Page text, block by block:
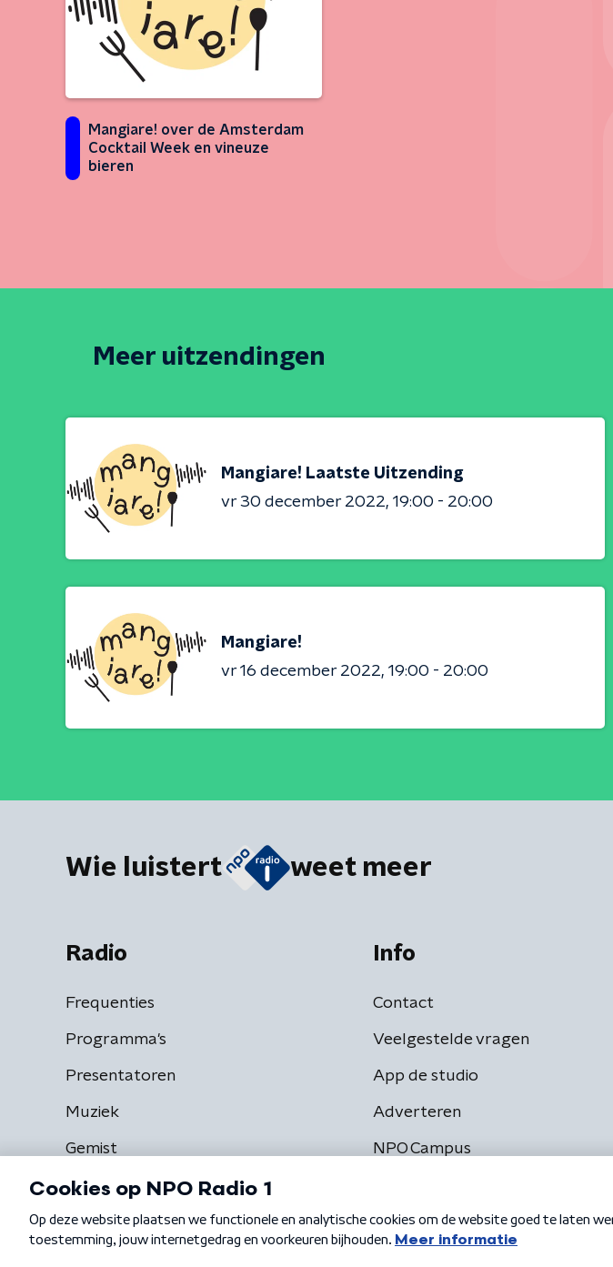
Mangiare! over de Amsterdam
Cocktail Week en vineuze
bieren
Meer uitzendingen
Mangiare! Laatste Uitzending
vr 30 december 2022 19:00 - 20:00
Mangiare!
vr 16 december 2022 19:00 - 20:00
Wie luistert weet meer
Radio
Frequenties
Programma's
Presentatoren
Muziek
Gemist
Info
Contact
Veelgestelde vragen
App de studio
Adverteren
NPO Campus
Algemene voorwaarden Privacybeleid